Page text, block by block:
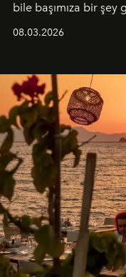
bile başımıza bir
08.03.2026